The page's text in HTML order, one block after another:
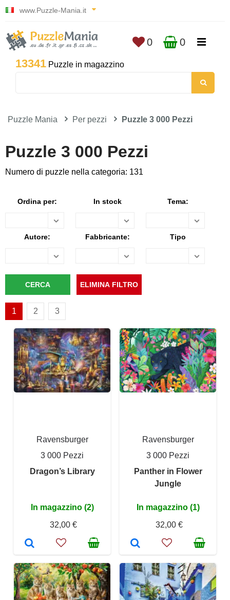
www.Puzzle-Mania.it
13341 Puzzle in magazzino
0 0
Puzzle Mania Per pezzi Puzzle 3 000 Pezzi
Puzzle 3 000 Pezzi
Numero di puzzle nella categoria: 131
Ordina per: In stock Tema:
Autore: Fabbricante: Tipo
1 2 3
Ravensburger
3 000 Pezzi
Dragon’s Library
In magazzino (2)
32,00 €
Ravensburger
3 000 Pezzi
Panther in Flower
Jungle
In magazzino (1)
32,00 €